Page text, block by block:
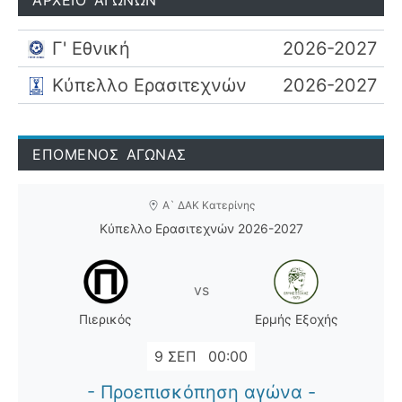
Γ' Εθνική
2026-2027
Κύπελλο Ερασιτεχνών
2026-2027
ΕΠΟΜΕΝΟΣ ΑΓΩΝΑΣ
Α` ΔΑΚ Κατερίνης
Κύπελλο Ερασιτεχνών 2026-2027
Πιερικός
vs
Ερμής Εξοχής
9 ΣΕΠ 00:00
- Προεπισκόπηση αγώνα -